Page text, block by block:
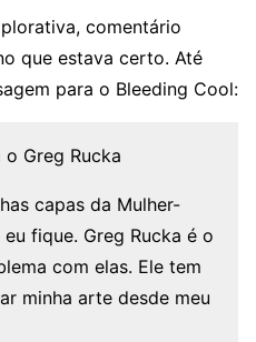
comentário
que estava certo. Até
para o Bleeding Cool:
Greg Rucka
capas da Mulher-
fique. Greg Rucka é o
com elas. Ele tem
minha arte desde meu